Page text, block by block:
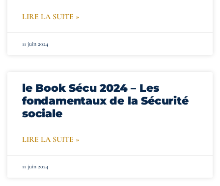
LIRE LA SUITE »
11 juin 2024
le Book Sécu 2024 – Les
fondamentaux de la Sécurité
sociale
LIRE LA SUITE »
11 juin 2024